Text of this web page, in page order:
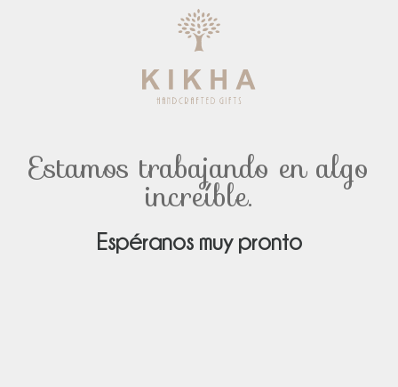
Estamos trabajando en algo
increíble.
Espéranos muy pronto